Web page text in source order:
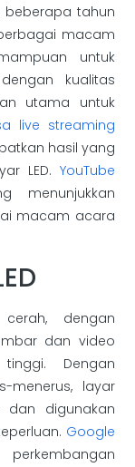
tahun
macam
untuk
kualitas
utama untuk
live streaming
hasil yang
LED. YouTube
menunjukkan
macam acara
dengan
dan video
Dengan
menerus, layar
dan digunakan
Google